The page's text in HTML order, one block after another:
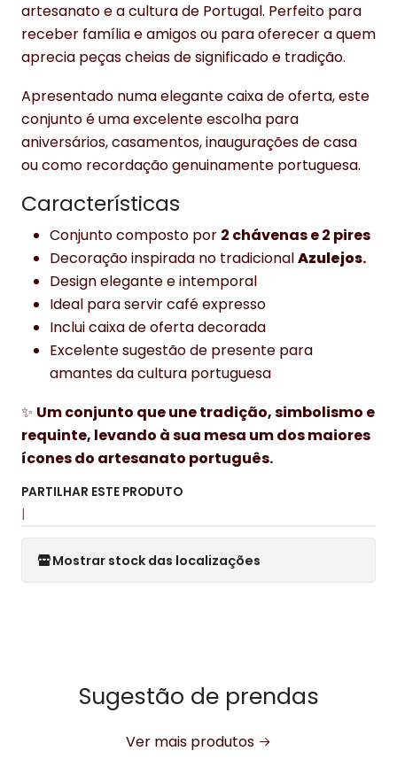
artesanato e a cultura de Portugal. Perfeito para
receber família e amigos ou para oferecer a quem
aprecia peças cheias de significado e tradição.
Apresentado numa elegante caixa de oferta, este
conjunto é uma excelente escolha para
aniversários, casamentos, inaugurações de casa
ou como recordação genuinamente portuguesa.
Características
Conjunto composto por 2 chávenas e 2 pires
Decoração inspirada no tradicionalAzulejos.
Design elegante e intemporal
Ideal para servir café expresso
Inclui caixa de oferta decorada
Excelente sugestão de presente para
amantes da cultura portuguesa
✨ Um conjunto que une tradição, simbolismo e
requinte, levando à sua mesa um dos maiores
ícones do artesanato português.
PARTILHAR ESTE PRODUTO
|
Mostrar stock das localizações
Sugestão de prendas
Ver mais produtos